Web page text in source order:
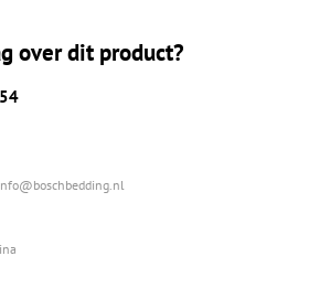
over dit product?